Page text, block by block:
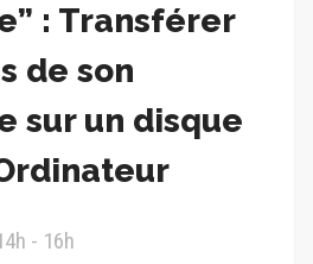
: Transférer
de son
sur un disque
- 16h